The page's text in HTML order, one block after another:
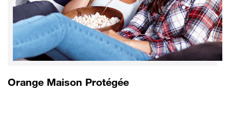
Orange Maison Protégée